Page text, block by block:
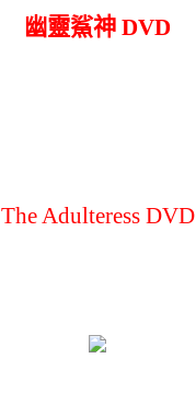
幽靈鯊神 DVD
The Adulteress DVD